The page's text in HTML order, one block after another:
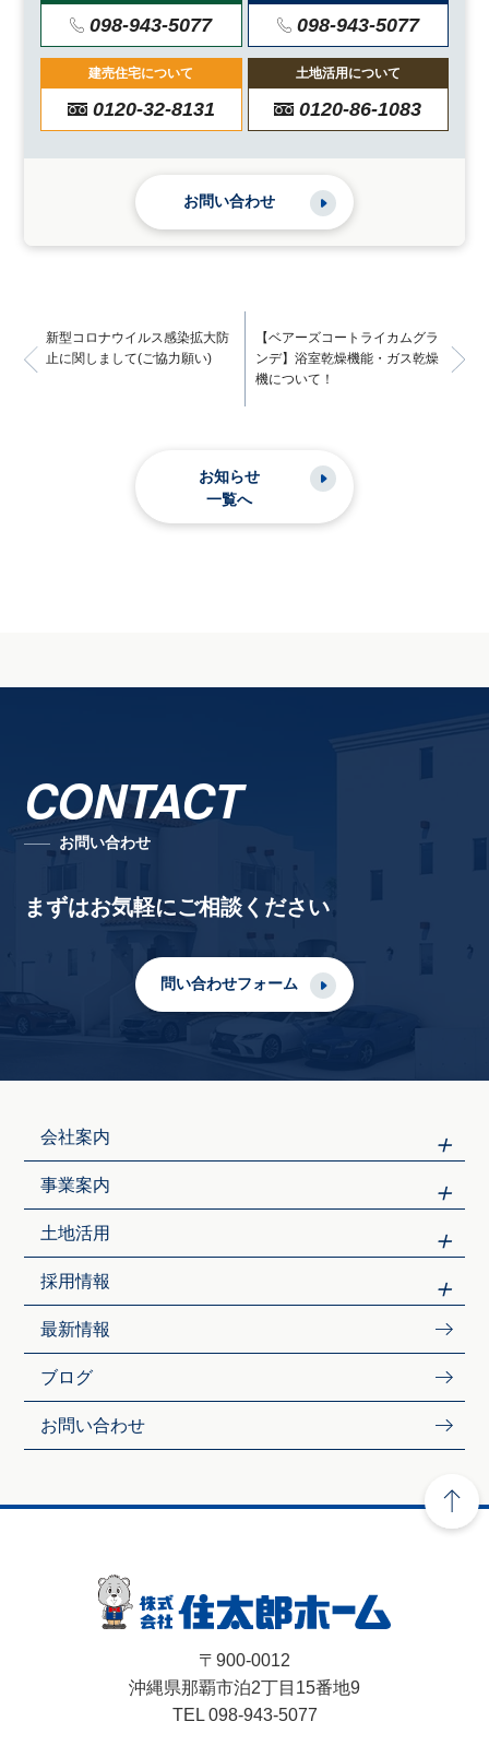
098-943-5077 098-943-5077
建売住宅について
0120-32-8131
土地活用について
0120-86-1083
お問い合わせ
新型コロナウイルス感染拡大防
止に関しまして(ご協力願い)
【ベアーズコートライカムグラ
ンデ】浴室乾燥機能・ガス乾燥
機について！
お知らせ
一覧へ
CONTACT
お問い合わせ
まずはお気軽にご相談ください
問い合わせフォーム
会社案内
事業案内
土地活用
採用情報
最新情報
ブログ
お問い合わせ
〒900-0012
沖縄県那覇市泊2丁目15番地9
TEL 098-943-5077